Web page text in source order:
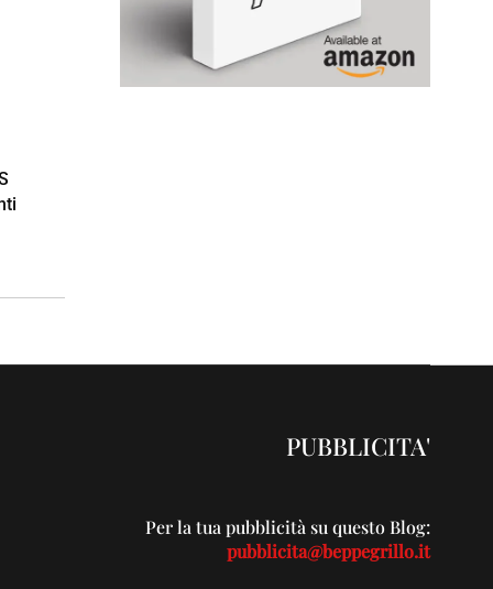
PUBBLICITA'
Per la tua pubblicità su questo Blog:
pubblicita@beppegrillo.it